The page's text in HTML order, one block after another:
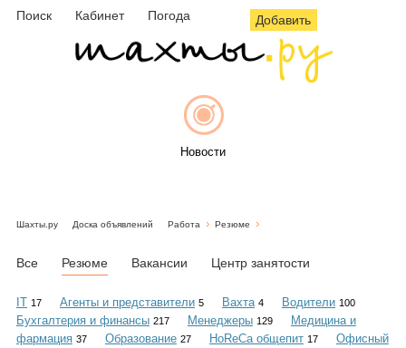
Поиск Кабинет Погода Добавить
Новости
Объявления
Шахты.ру Доска объявлений Работа Резюме
Все Резюме Вакансии Центр занятости
IT 17 Агенты и представители 5 Вахта 4 Водители 100
Бухгалтерия и финансы 217 Менеджеры 129
Медицина и
фармация 37 Образование 27 HoReCa общепит 17
Офисный